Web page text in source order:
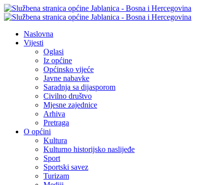
Naslovna
Vijesti
Oglasi
Iz općine
Općinsko vijeće
Javne nabavke
Saradnja sa dijasporom
Civilno društvo
Mjesne zajednice
Arhiva
Pretraga
O općini
Kultura
Kulturno historijsko naslijeđe
Sport
Sportski savez
Turizam